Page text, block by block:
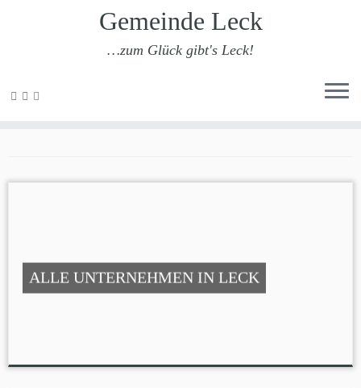
Zum
Gemeinde Leck
…zum Glück gibt's Leck!
ALLE UNTERNEHMEN IN LECK